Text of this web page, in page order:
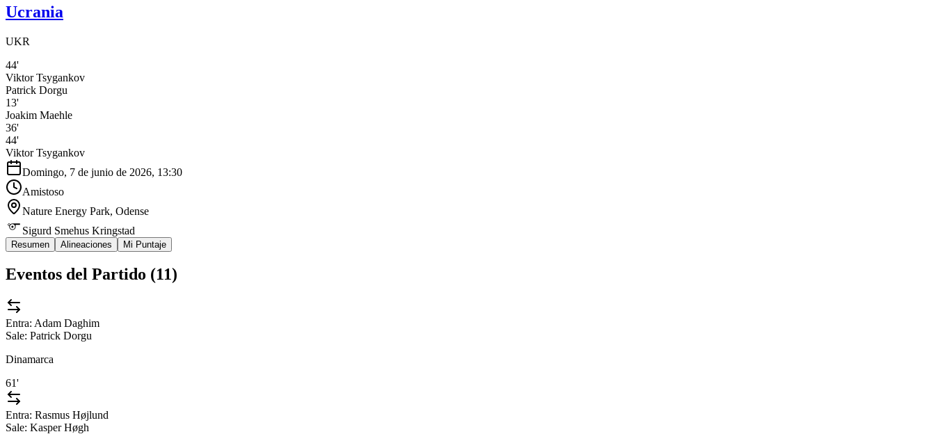
Ucrania
UKR
44'
Viktor Tsygankov
Patrick Dorgu
13'
Joakim Maehle
36'
44'
Viktor Tsygankov
Domingo, 7 de junio de 2026, 13:30
Amistoso
Nature Energy Park, Odense
Sigurd Smehus Kringstad
Resumen Alineaciones Mi Puntaje
Eventos del Partido (11)
Entra: Adam Daghim
Sale: Patrick Dorgu
Dinamarca
61'
Entra: Rasmus Højlund
Sale: Kasper Høgh